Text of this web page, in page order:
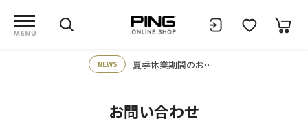
NEWS 夏季休業期間のお知らせ
お問い合わせ